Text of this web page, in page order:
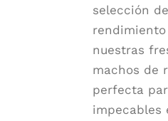
selección
nuestras
machos de
perfecta
impecables